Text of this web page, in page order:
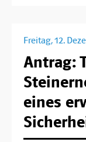
Freitag, 12.
Antrag:
eines